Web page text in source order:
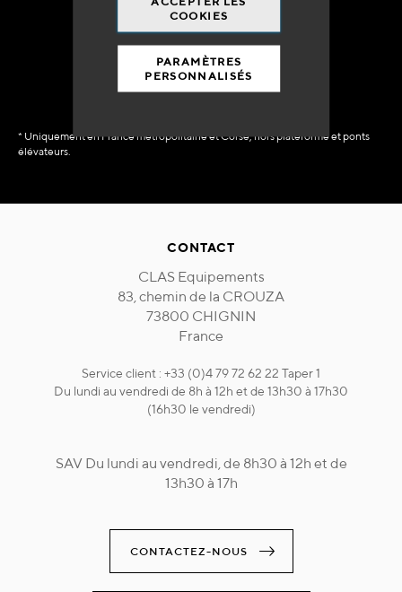
COOKIES
PARAMÈTRES
PERSONNALISÉS
90% du catalogue
en disponibilité
immédiate
* Uniquement en France métropolitaine et Corse, hors plateforme et ponts
élévateurs.
CONTACT
CLAS Equipements
83, chemin de la CROUZA
73800 CHIGNIN
France
Service client : +33 (0)4 79 72 62 22 Taper 1
Du lundi au vendredi de 8h à 12h et de 13h30 à 17h30
(16h30 le vendredi)
SAV Du lundi au vendredi, de 8h30 à 12h et de
13h30 à 17h
CONTACTEZ-NOUS